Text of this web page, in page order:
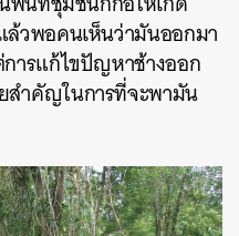
วพอคนเห็นว่ามันออกมา
ารแก้ไขปัญหาช้างออก
สำคัญในการที่จะพามัน